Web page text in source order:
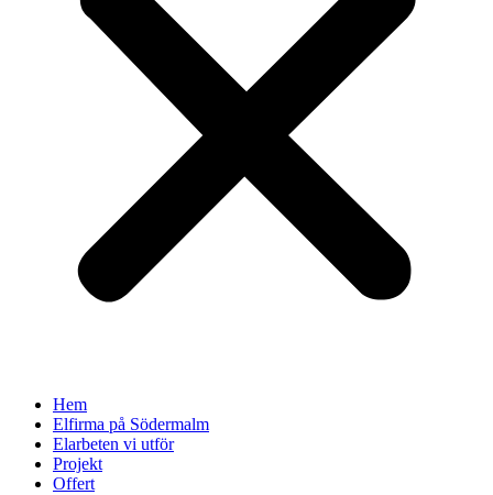
Hem
Elfirma på Södermalm
Elarbeten vi utför
Projekt
Offert